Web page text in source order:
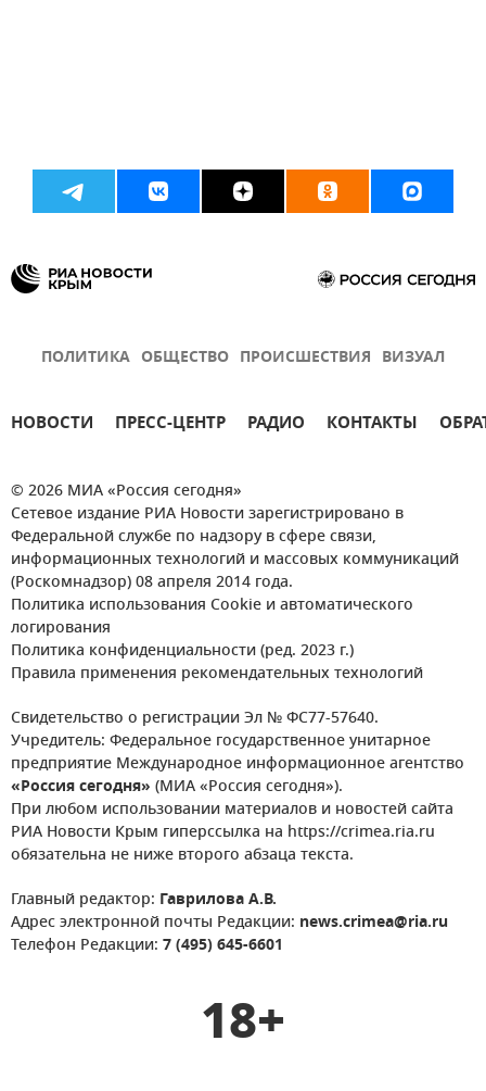
ПОЛИТИКА ОБЩЕСТВО ПРОИСШЕСТВИЯ ВИЗУАЛ
НОВОСТИ ПРЕСС-ЦЕНТР РАДИО КОНТАКТЫ
© 2026 МИА «Россия сегодня»
Сетевое издание РИА Новости зарегистрировано в
Федеральной службе по надзору в сфере связи,
информационных технологий и массовых коммуникаций
(Роскомнадзор) 08 апреля 2014 года.
Политика использования Cookie и автоматического
логирования
Политика конфиденциальности (ред. 2023 г.)
Правила применения рекомендательных технологий
Свидетельство о регистрации Эл № ФС77-57640.
Учредитель: Федеральное государственное унитарное
предприятие Международное информационное агентство
«Россия сегодня» (МИА «Россия сегодня»).
При любом использовании материалов и новостей сайта
РИА Новости Крым гиперссылка на https://crimea.ria.ru
обязательна не ниже второго абзаца текста.
Главный редактор: Гаврилова А.В.
Адрес электронной почты Редакции: news.crimea@ria.ru
Телефон Редакции: 7 (495) 645-6601
18+